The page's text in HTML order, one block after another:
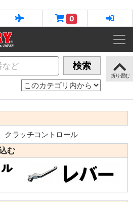
0
検索
クラッチコントロール
む